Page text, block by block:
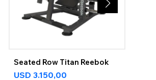
Seated Row Titan Reebok
USD 3.150,00